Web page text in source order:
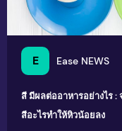
E Ease NEWS
สี มีผลต่ออาหารอย่างไร
สีอะไรทำให้หิวน้อยลง